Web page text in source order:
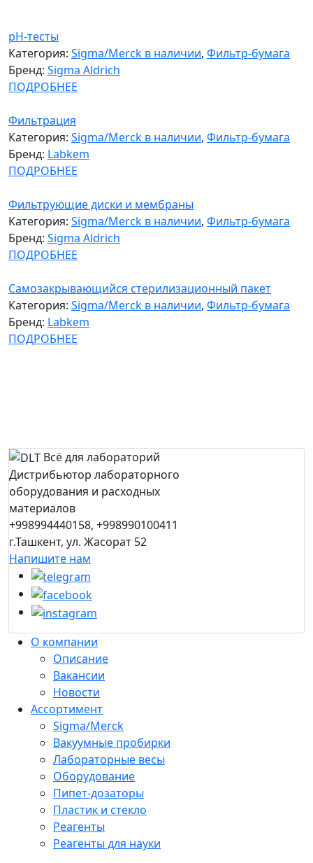
pH-тесты
Категория: Sigma/Merck в наличии, Фильтр-бумага
Бренд: Sigma Aldrich
ПОДРОБНЕЕ
Фильтрация
Категория: Sigma/Merck в наличии, Фильтр-бумага
Бренд: Labkem
ПОДРОБНЕЕ
Фильтрующие диски и мембраны
Категория: Sigma/Merck в наличии, Фильтр-бумага
Бренд: Sigma Aldrich
ПОДРОБНЕЕ
Самозакрывающийся стерилизационный пакет
Категория: Sigma/Merck в наличии, Фильтр-бумага
Бренд: Labkem
ПОДРОБНЕЕ
Всё для лабораторий
Дистрибьютор лабораторного
оборудования и расходных
материалов
+998994440158, +998990100411
г.Ташкент, ул. Жасорат 52
Напишите нам
О компании
Описание
Вакансии
Новости
Ассортимент
Sigma/Merck
Вакуумные пробирки
Лабораторные весы
Оборудование
Пипет-дозаторы
Пластик и стекло
Реагенты
Реагенты для науки